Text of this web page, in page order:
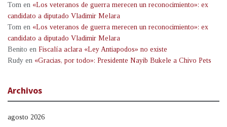
Tom en «Los veteranos de guerra merecen un reconocimiento»: ex
candidato a diputado Vladimir Melara
Tom en «Los veteranos de guerra merecen un reconocimiento»: ex
candidato a diputado Vladimir Melara
Benito en Fiscalía aclara «Ley Antiapodos» no existe
Rudy en «Gracias, por todo»: Presidente Nayib Bukele a Chivo Pets
Archivos
agosto 2026